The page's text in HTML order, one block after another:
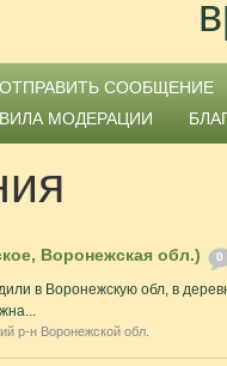
ОТПРАВИТЬ СООБЩЕНИЕ
МОДЕРАЦИИ
Воронежская обл.) 0
в Воронежскую обл, в
р-н Воронежской обл.